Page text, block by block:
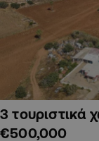
3 τουριστικά
€500,000